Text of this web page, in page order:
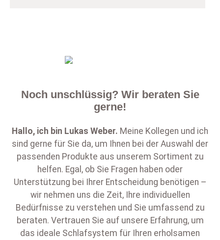
Noch unschlüssig? Wir beraten Sie
gerne!
Hallo, ich bin Lukas Weber. Meine Kollegen und ich
sind gerne für Sie da, um Ihnen bei der Auswahl der
passenden Produkte aus unserem Sortiment zu
helfen. Egal, ob Sie Fragen haben oder
Unterstützung bei Ihrer Entscheidung benötigen –
wir nehmen uns die Zeit, Ihre individuellen
Bedürfnisse zu verstehen und Sie umfassend zu
beraten. Vertrauen Sie auf unsere Erfahrung, um
das ideale Schlafsystem für Ihren erholsamen